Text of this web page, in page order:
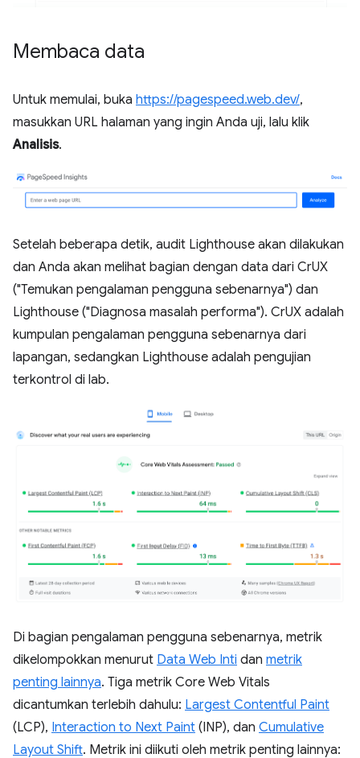
Membaca data
Untuk memulai, buka https://pagespeed.web.dev/,
masukkan URL halaman yang ingin Anda uji, lalu klik
Analisis.
Setelah beberapa detik, audit Lighthouse akan dilakukan
dan Anda akan melihat bagian dengan data dari CrUX
("Temukan pengalaman pengguna sebenarnya") dan
Lighthouse ("Diagnosa masalah performa"). CrUX adalah
kumpulan pengalaman pengguna sebenarnya dari
lapangan, sedangkan Lighthouse adalah pengujian
terkontrol di lab.
Di bagian pengalaman pengguna sebenarnya, metrik
dikelompokkan menurut Data Web Inti dan metrik
penting lainnya. Tiga metrik Core Web Vitals
dicantumkan terlebih dahulu: Largest Contentful Paint
(LCP), Interaction to Next Paint (INP), dan Cumulative
Layout Shift. Metrik ini diikuti oleh metrik penting lainnya: